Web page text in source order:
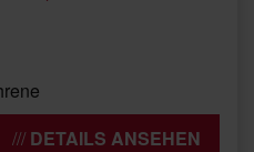
DETAILS ANSEHEN